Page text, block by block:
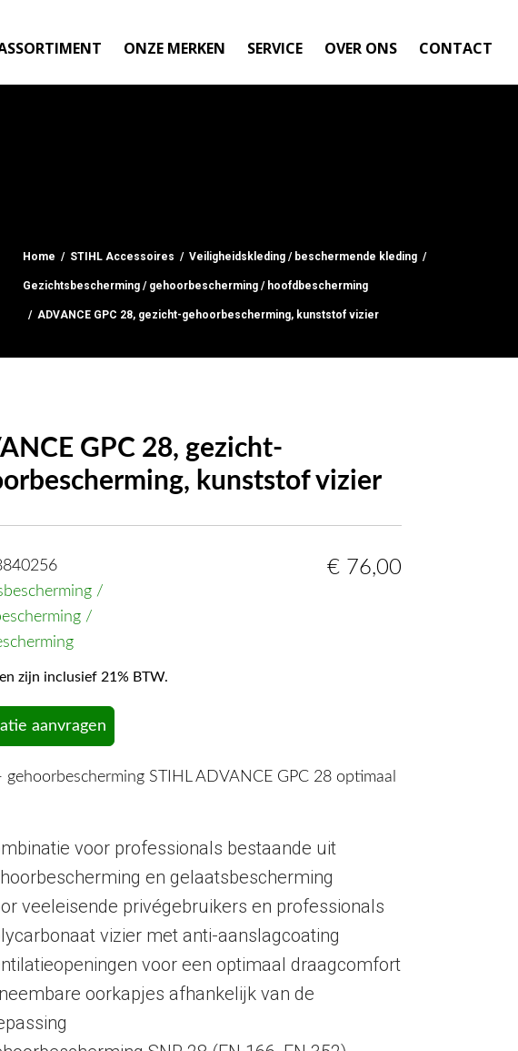
ONZE MERKEN SERVICE OVER ONS CONTACT
Home / STIHL Accessoires / Veiligheidskleding / beschermende kleding /
Gezichtsbescherming / gehoorbescherming / hoofdbescherming
/ ADVANCE GPC 28, gezicht-gehoorbescherming, kunststof vizier
GPC 28, gezicht-
kunststof vizier
/
/
€ 76,00
zijn inclusief 21% BTW.
aanvragen
gehoorbescherming STIHL ADVANCE GPC 28 optimaal
voor professionals bestaande uit
en gelaatsbescherming
veeleisende privégebruikers en professionals
vizier met anti-aanslagcoating
voor een optimaal draagcomfort
oorkapjes afhankelijk van de